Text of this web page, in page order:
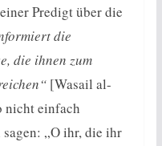
Predigt über die
die
die ihnen zum
[Wasail al-
nicht einfach
„O ihr, die ihr